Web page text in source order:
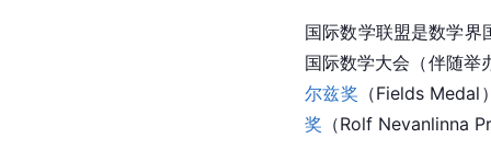
国际数学联盟是数学界
国际数学大会（伴随举
尔兹奖 （Fields
奖 （Rolf Nevanlinna